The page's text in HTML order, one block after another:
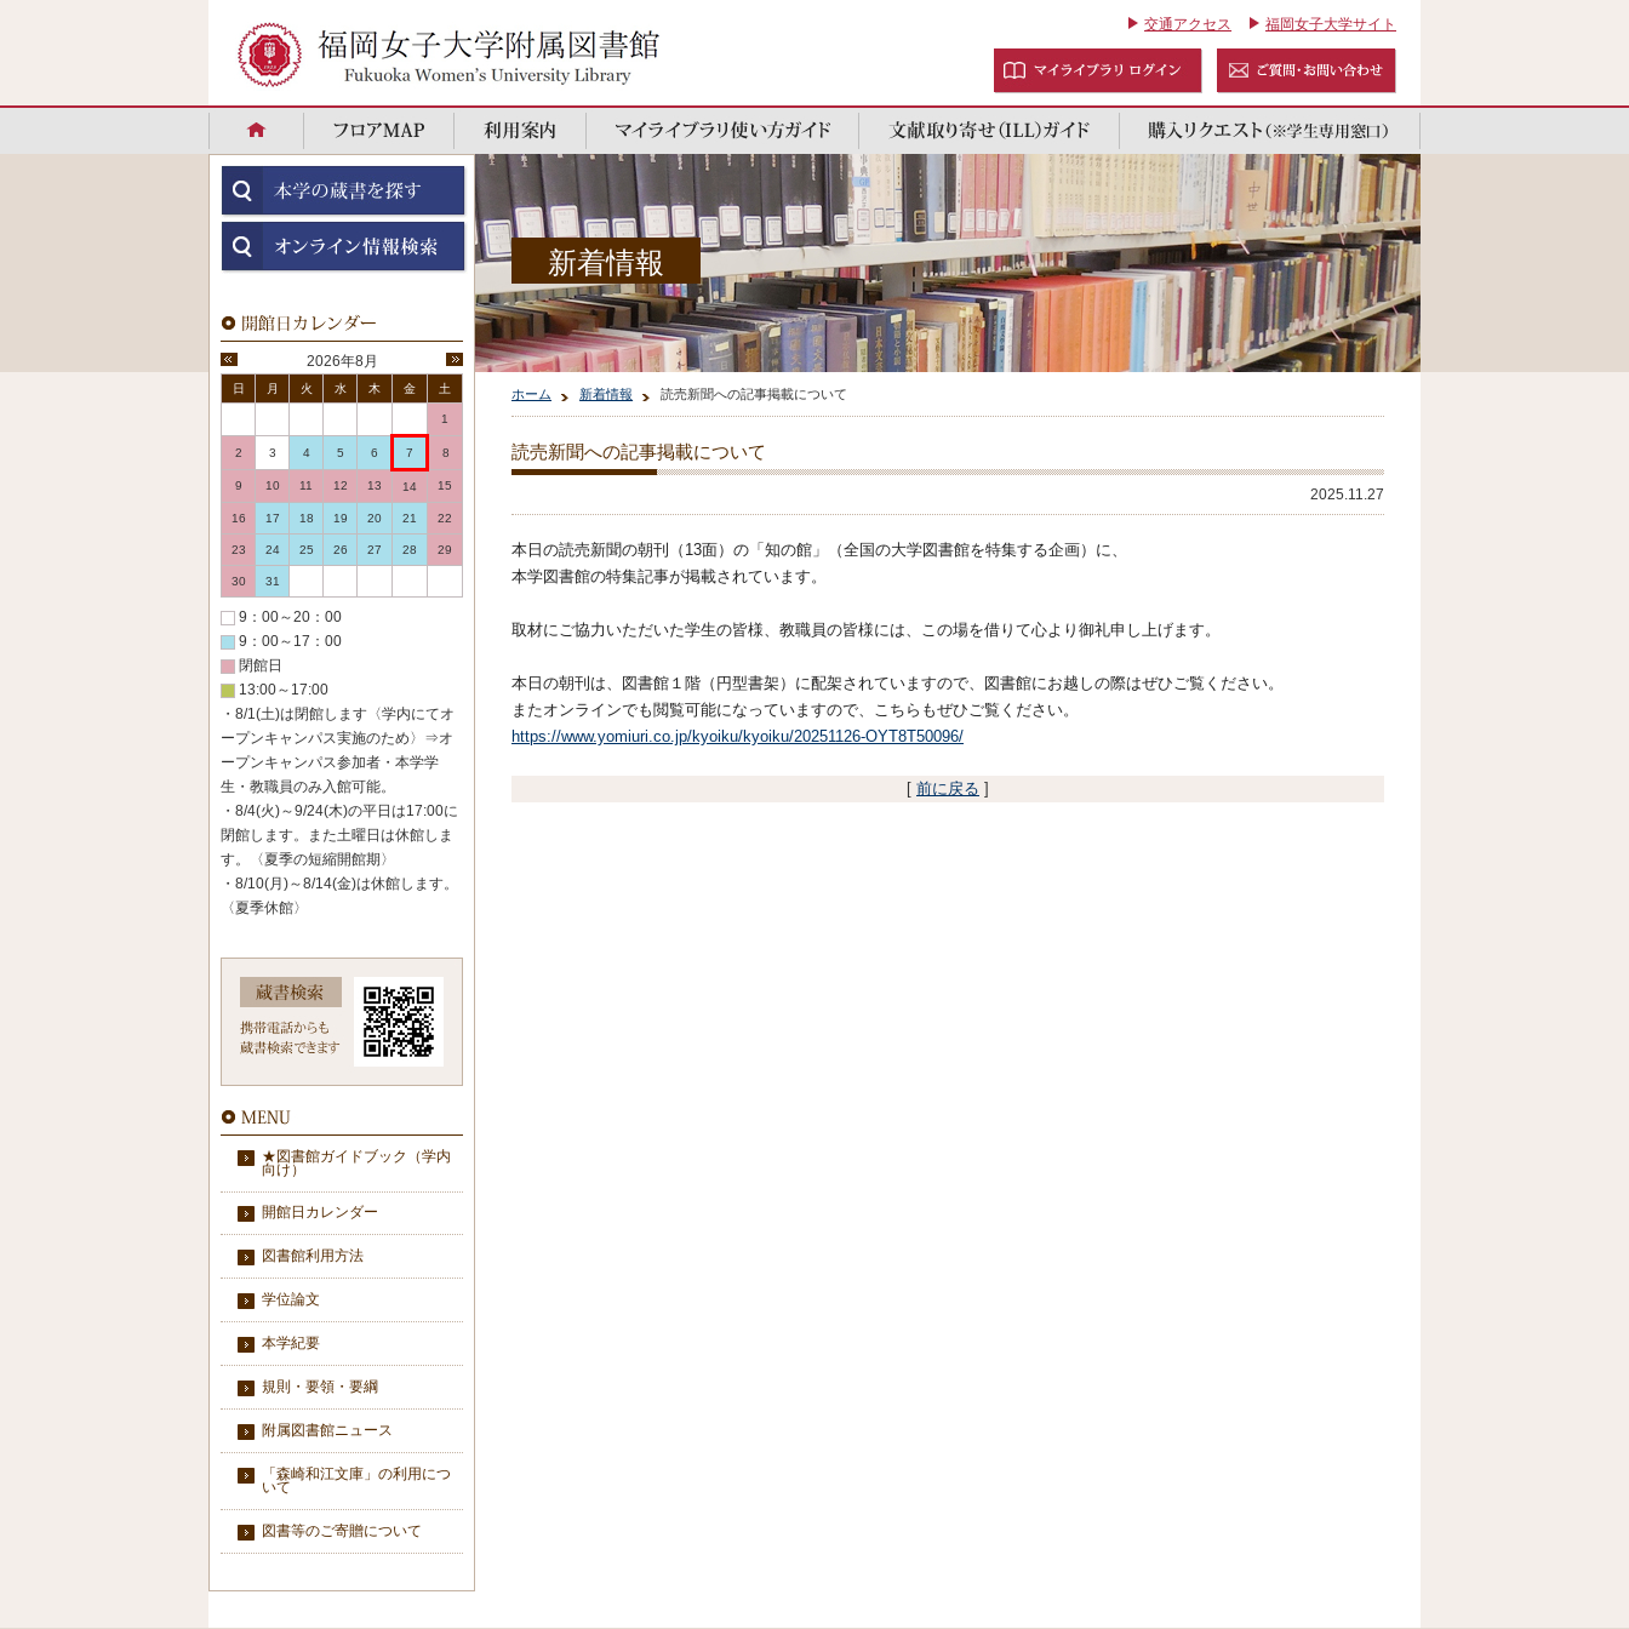
交通アクセス 福岡女子大学サイト
新着情報
ホーム 新着情報 読売新聞への記事掲載について
読売新聞への記事掲載について
2025.11.27
本日の読売新聞の朝刊（13面）の「知の館」（全国の大学図書館を特集する企画）に、
本学図書館の特集記事が掲載されています。
取材にご協力いただいた学生の皆様、教職員の皆様には、 この場を借りて心より御礼申し上げます。
本日の朝刊は、図書館１階（円型書架）に配架されていますので、
図書館にお越しの際はぜひご覧ください。
またオンラインでも閲覧可能になっていますので、 こちらもぜひご覧ください。
https://www.yomiuri.co.jp/kyoiku/kyoiku/20251126-OYT8T50096/
[ 前に戻る ]
2026年8月
日 月 火 水 木 金 土
1
2 3 4 5 6 7 8
9 10 11 12 13 14 15
16 17 18 19 20 21 22
23 24 25 26 27 28 29
30 31
9：00～20：00
9：00～17：00
閉館日
13:00～17:00
・8/1(土)は閉館します〈学内にてオ
ープンキャンパス実施のため〉⇒オ
ープンキャンパス参加者・本学学
生・教職員のみ入館可能。
・8/4(火)～9/24(木)の平日は17:00に
閉館します。また土曜日は休館しま
す。〈夏季の短縮開館期〉
・8/10(月)～8/14(金)は休館します。
〈夏季休館〉
★図書館ガイドブック（学内
向け）
開館日カレンダー
図書館利用方法
学位論文
本学紀要
規則・要領・要綱
附属図書館ニュース
「森崎和江文庫」の利用につ
いて
図書等のご寄贈について